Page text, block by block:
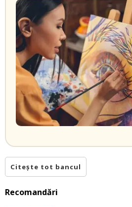
Citește tot bancul
Recomandări